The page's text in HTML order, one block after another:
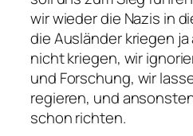
wir wieder die Nazis in
die Ausländer kriegen ja
nicht kriegen, wir
und Forschung, wir
regieren, und
schon richten.